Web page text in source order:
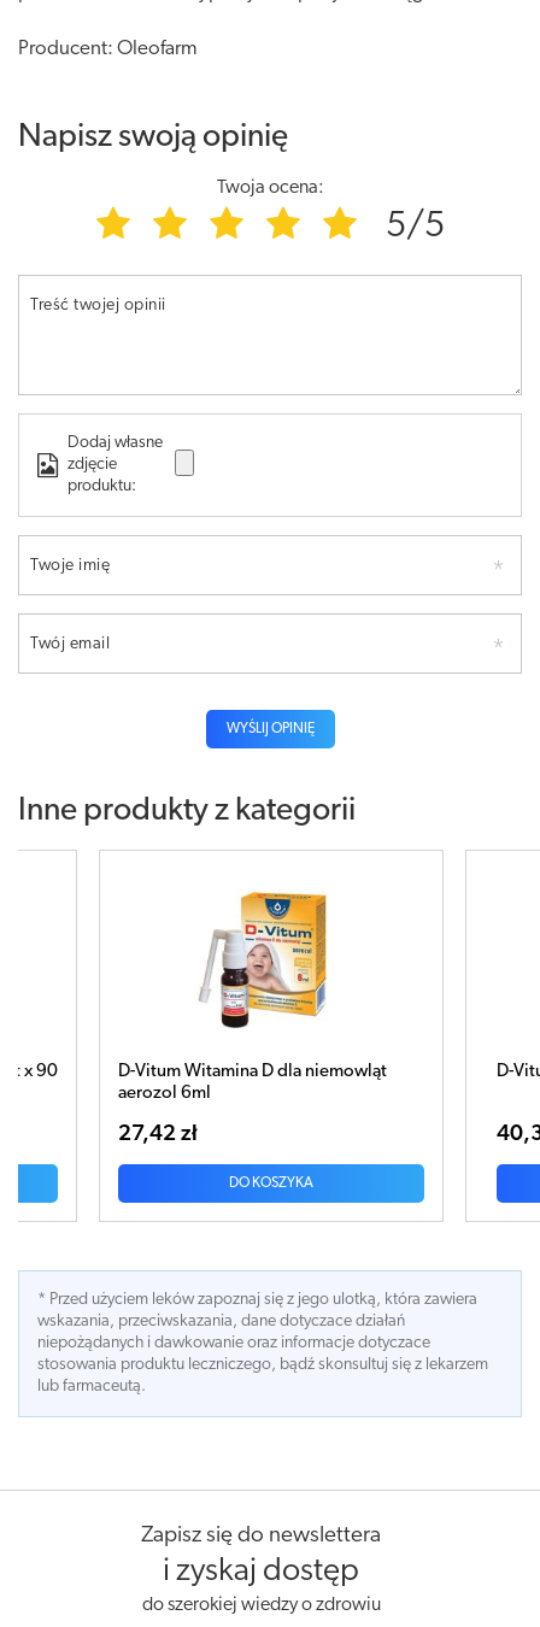
Producent: Oleofarm
Napisz swoją opinię
Twoja ocena:
5/5
Treść twojej opinii
Dodaj własne
zdjęcie
produktu:
Twoje imię
Twój email
WYŚLIJ OPINIĘ
Inne produkty z kategorii
D-Vitum 600 j.m. DHA x 30 kapsułek
40,33 zł
DO KOSZYKA
D-
* Przed użyciem leków zapoznaj się z jego ulotką, która zawiera
wskazania, przeciwskazania, dane dotyczace działań
niepożądanych i dawkowanie oraz informacje dotyczace
stosowania produktu leczniczego, bądź skonsultuj się z lekarzem
lub farmaceutą.
Zapisz się do newslettera
i zyskaj dostęp
do szerokiej wiedzy o zdrowiu